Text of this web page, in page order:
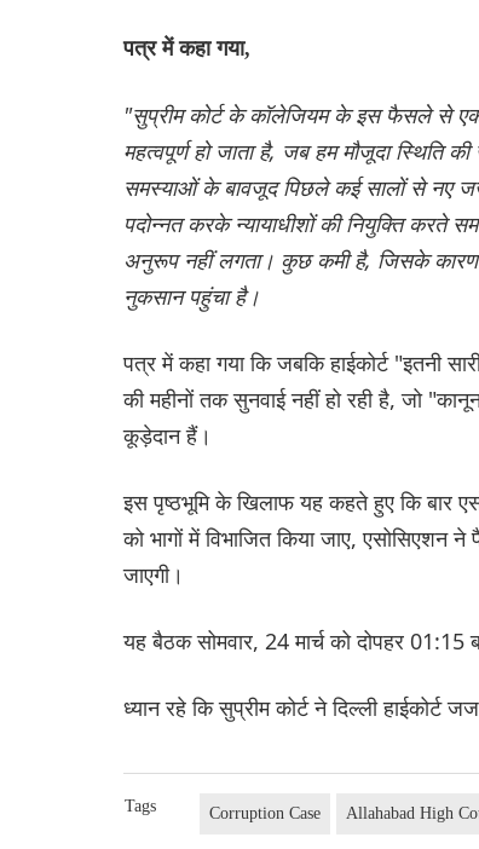
पत्र में कहा गया,
"सुप्रीम कोर्ट के कॉलेजियम के इस फैसले से एक
महत्वपूर्ण हो जाता है, जब हम मौजूदा स्थिति
समस्याओं के बावजूद पिछले कई सालों से नए
पदोन्नत करके न्यायाधीशों की नियुक्ति करते
अनुरूप नहीं लगता। कुछ कमी है, जिसके कारण
नुकसान पहुंचा है।
पत्र में कहा गया कि जबकि हाईकोर्ट "इतनी
की महीनों तक सुनवाई नहीं हो रही है, जो
कूड़ेदान हैं।
इस पृष्ठभूमि के खिलाफ यह कहते हुए कि बार
को भागों में विभाजित किया जाए,
जाएगी।
यह बैठक सोमवार, 24 मार्च को दोपहर 01:15
ध्यान रहे कि सुप्रीम कोर्ट ने दिल्ली
Tags Corruption Case Allahabad High